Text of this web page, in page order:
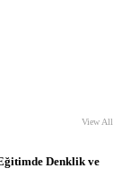
View All
Denklik ve